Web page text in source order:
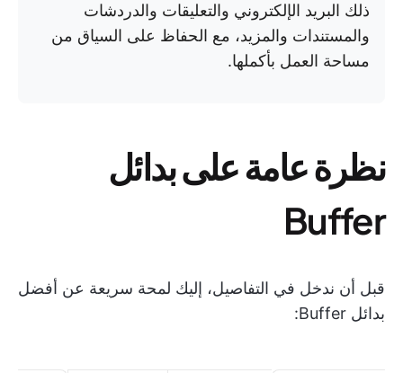
ذلك البريد الإلكتروني والتعليقات والدردشات
والمستندات والمزيد، مع الحفاظ على السياق من
مساحة العمل بأكملها.
نظرة عامة على بدائل
Buffer
قبل أن ندخل في التفاصيل، إليك لمحة سريعة عن أفضل
بدائل Buffer: